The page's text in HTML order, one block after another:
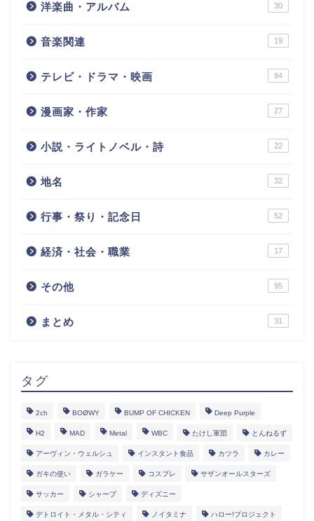
洋楽曲・アルバム 30
音楽関連 19
テレビ・ドラマ・映画 84
漫画家・作家 27
小説・ライトノベル・詩 22
地名 32
行事・祭り・記念日 52
経済・社会・職業 17
その他 95
まとめ 31
タグ
2ch BOØWY BUMP OF CHICKEN Deep Purple
H2 MAD Metal WBC たけし軍団 とんねるず
アーヴィン・ウェルシュ インスタント食品 カツラ カレー
ガキの使い ガラケー コスプレ サザンオールスターズ
サッカー シャープ ディズニー
デトロイト・メタル・シティ ノイタミナ ハロー!プロジェクト